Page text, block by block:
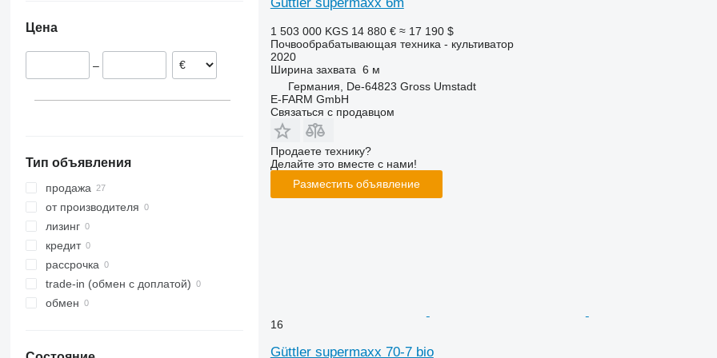
Smaragd
VariDiamant
Zirkon
Цена
–
Тип объявления
продажа
от производителя
лизинг
кредит
рассрочка
trade-in (обмен с доплатой)
обмен
1 503 000 KGS 14 880 € ≈ 17 190 $
Почвообрабатывающая техника - культиватор
2020
Ширина захвата 6 м
Германия, De-64823 Gross Umstadt
E-FARM GmbH
Связаться с продавцом
Продаете технику?
Делайте это вместе с нами!
Разместить объявление
16
Güttler supermaxx 70-7 bio